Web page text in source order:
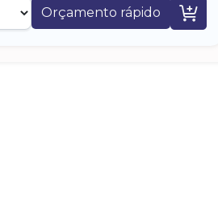
Orçamento rápido 